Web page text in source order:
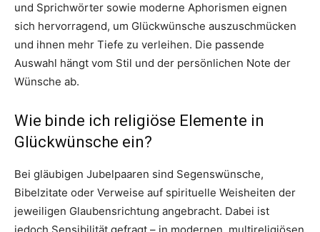
und Sprichwörter sowie moderne Aphorismen eignen
sich hervorragend, um Glückwünsche auszuschmücken
und ihnen mehr Tiefe zu verleihen. Die passende
Auswahl hängt vom Stil und der persönlichen Note der
Wünsche ab.
Wie binde ich religiöse Elemente in
Glückwünsche ein?
Bei gläubigen Jubelpaaren sind Segenswünsche,
Bibelzitate oder Verweise auf spirituelle Weisheiten der
jeweiligen Glaubensrichtung angebracht. Dabei ist